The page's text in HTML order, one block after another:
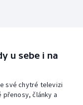
u sebe i na
své chytré televizi
přenosy, články a